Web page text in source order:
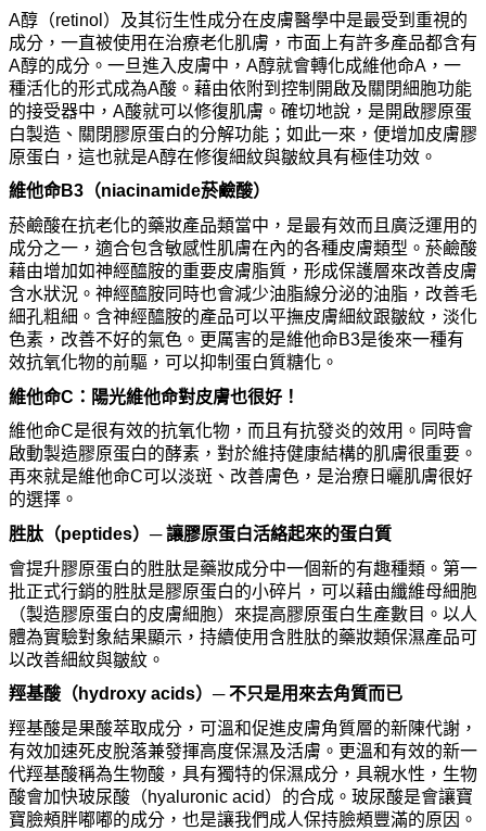
A醇（retinol）及其衍生性成分在皮膚醫學中是最受到重視的
成分，一直被使用在治療老化肌膚，市面上有許多產品都含有
A醇的成分。一旦進入皮膚中，A醇就會轉化成維他命A，一
種活化的形式成為A酸。藉由依附到控制開啟及關閉細胞功能
的接受器中， A酸就可以修復肌膚。確切地說，是開啟膠原蛋
白製造、關閉膠原蛋白的分解功能；如此一來，便增加皮膚膠
原蛋白，這也就是A醇在修復細紋與皺紋具有極佳功效。
維他命B3（niacinamide菸鹼酸）
菸鹼酸在抗老化的藥妝產品類當中，是最有效而且廣泛運用的
成分之一，適合包含敏感性肌膚在內的各種皮膚類型。 菸鹼酸
藉由增加如神經醯胺的重要皮膚脂質，形成保護層來改善皮膚
含水狀況。神經醯胺同時也會減少油脂線分泌的油脂，改善毛
細孔粗細。含神經醯胺的產品可以平撫皮膚細紋跟皺紋，淡化
色素，改善不好的氣色。更厲害的是維他命B3是後來一種有
效抗氧化物的前驅，可以抑制蛋白質糖化。
維他命C：陽光維他命對皮膚也很好！
維他命C是很有效的抗氧化物，而且有抗發炎的效用。同時會
啟動製造膠原蛋白的酵素，對於維持健康結構的肌膚很重要。
再來就是維他命C可以淡斑、改善膚色，是治療日曬肌膚很好
的選擇。
胜肽 （peptides）─ 讓膠原蛋白活絡起來的蛋白質
會提升膠原蛋白的胜肽是藥妝成分中一個新的有趣種類。第一
批正式行銷的胜肽是膠原蛋白的小碎片，可以藉由纖維母細胞
（製造膠原蛋白的皮膚細胞）來提高膠原蛋白生產數目。以人
體為實驗對象結果顯示，持續使用含胜肽的藥妝類保濕產品可
以改善細紋與皺紋。
羥基酸（ hydroxy acids）─ 不只是用來去角質而已
羥基酸是果酸萃取成分，可溫和促進皮膚角質層的新陳代謝，
有效加速死皮脫落兼發揮高度保濕及活膚。更溫和有效的新一
代羥基酸稱為生物酸，具有獨特的保濕成分，具親水性，生物
酸會加快玻尿酸（hyaluronic acid）的合成。玻尿酸是會讓寶
寶臉頰胖嘟嘟的成分，也是讓我們成人保持臉頰豐滿的原因。